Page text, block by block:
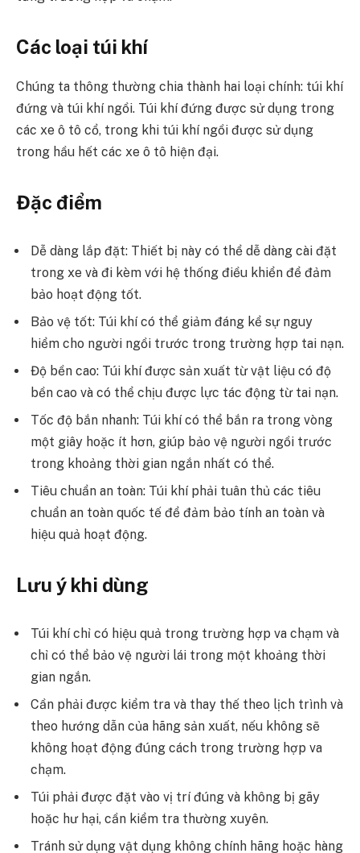
Các loại túi khí
Chúng ta thông thường chia thành hai loại chính: túi khí
đứng và túi khí ngồi. Túi khí đứng được sử dụng trong
các xe ô tô cổ, trong khi túi khí ngồi được sử dụng
trong hầu hết các xe ô tô hiện đại.
Đặc điểm
Dễ dàng lắp đặt: Thiết bị này có thể dễ dàng cài đặt
trong xe và đi kèm với hệ thống điều khiển để đảm
bảo hoạt động tốt.
Bảo vệ tốt: Túi khí có thể giảm đáng kể sự nguy
hiểm cho người ngồi trước trong trường hợp tai nạn.
Độ bền cao: Túi khí được sản xuất từ vật liệu có độ
bền cao và có thể chịu được lực tác động từ tai nạn.
Tốc độ bắn nhanh: Túi khí có thể bắn ra trong vòng
một giây hoặc ít hơn, giúp bảo vệ người ngồi trước
trong khoảng thời gian ngắn nhất có thể.
Tiêu chuẩn an toàn: Túi khí phải tuân thủ các tiêu
chuẩn an toàn quốc tế để đảm bảo tính an toàn và
hiệu quả hoạt động.
Lưu ý khi dùng
Túi khí chỉ có hiệu quả trong trường hợp va chạm và
chỉ có thể bảo vệ người lái trong một khoảng thời
gian ngắn.
Cần phải được kiểm tra và thay thế theo lịch trình và
theo hướng dẫn của hãng sản xuất, nếu không sẽ
không hoạt động đúng cách trong trường hợp va
chạm.
Túi phải được đặt vào vị trí đúng và không bị gãy
hoặc hư hại, cần kiểm tra thường xuyên.
Tránh sử dụng vật dụng không chính hãng hoặc hàng